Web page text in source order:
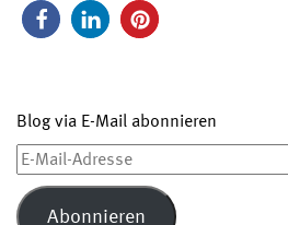
Blog via E-Mail abonnieren
E-
Mail-
Adresse
Abonnieren